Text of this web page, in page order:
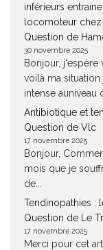
inférieurs
locomoteur
Question de
30 novembre 2025
Bonjour, j'espère
voilà ma
intense auniveau
Antibiotique et
Question de Vlc
17 novembre 2025
Bonjour,
mois que je
de...
Tendinopathies :
Question de Le
17 novembre 2025
Merci pour cet